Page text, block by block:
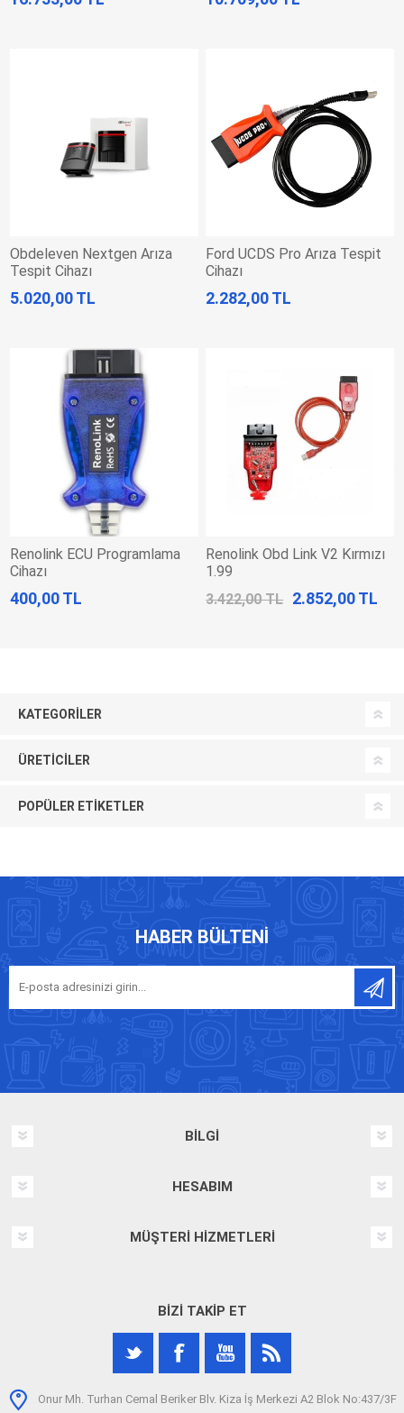
Obdeleven Nextgen Arıza
Tespit Cihazı
5.020,00 TL
Ford UCDS Pro Arıza Tespit
Cihazı
2.282,00 TL
Renolink ECU Programlama
Cihazı
400,00 TL
Renolink Obd Link V2 Kırmızı
1.99
3.422,00 TL 2.852,00 TL
KATEGORILER
ÜRETICILER
POPÜLER ETIKETLER
HABER BÜLTENI
BILGI
HESABIM
MÜŞTERI HIZMETLERI
BIZI TAKIP ET
Onur Mh. Turhan Cemal Beriker Blv. Kiza İş Merkezi A2 Blok No:437/3F